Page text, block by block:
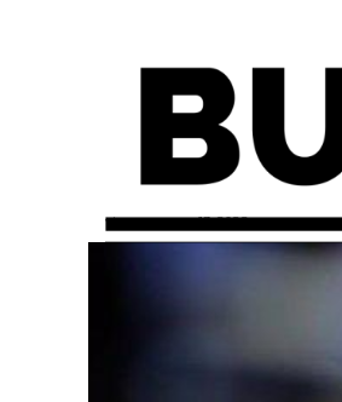
viernes, mayo 13, 2022